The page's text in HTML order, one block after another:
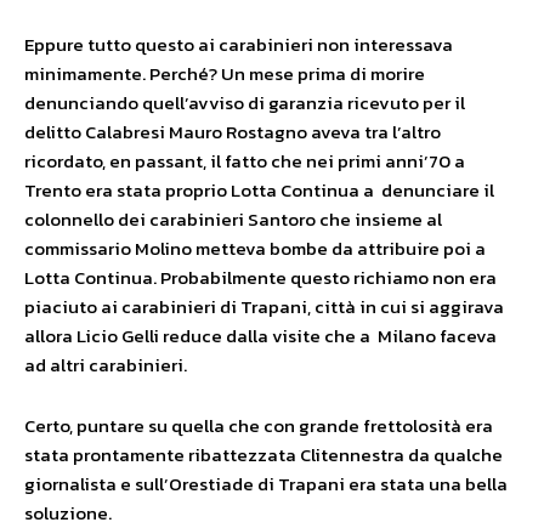
Eppure tutto questo ai carabinieri non interessava
minimamente. Perché? Un mese prima di morire
denunciando quell’avviso di garanzia ricevuto per il
delitto Calabresi Mauro Rostagno aveva tra l’altro
ricordato, en passant, il fatto che nei primi anni’70 a
Trento era stata proprio Lotta Continua a denunciare il
colonnello dei carabinieri Santoro che insieme al
commissario Molino metteva bombe da attribuire poi a
Lotta Continua. Probabilmente questo richiamo non era
piaciuto ai carabinieri di Trapani, città in cui si aggirava
allora Licio Gelli reduce dalla visite che a Milano faceva
ad altri carabinieri.
Certo, puntare su quella che con grande frettolosità era
stata prontamente ribattezzata Clitennestra da qualche
giornalista e sull’Orestiade di Trapani era stata una bella
soluzione.